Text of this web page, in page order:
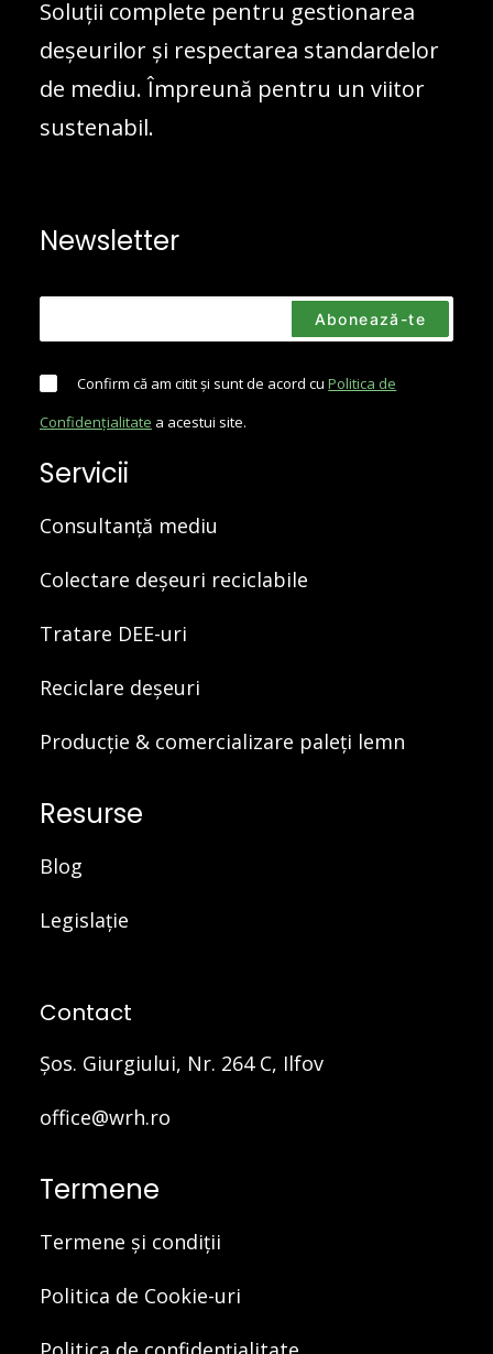
Soluții complete pentru gestionarea
deșeurilor și respectarea standardelor
de mediu. Împreună pentru un viitor
sustenabil.
Newsletter
Confirm că am citit și sunt de acord cuPolitica de
Confidențialitate a acestui site.
Servicii
Consultanță mediu
Colectare deșeuri reciclabile
Tratare DEE-uri
Reciclare deșeuri
Producție & comercializare paleți lemn
Resurse
Blog
Legislație
Contact
Şos. Giurgiului, Nr. 264 C, Ilfov
office@wrh.ro
Termene
Termene și condiții
Politica de Cookie-uri